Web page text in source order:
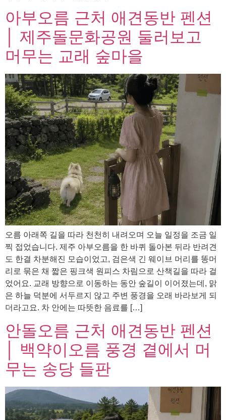
아부오름 근처 애견동반 펜션
│ 제주돌문화공원 둘러보고
머무는 교래 숲마을
오름 아래쪽 길을 따라 천천히 내려오며 오늘 일정을 조금 일
찍 접었습니다. 제주 아부오름을 한 바퀴 돌아본 뒤라 반려견
도 한결 차분해진 모습이었고, 검은색 긴 웨이브 머리를 똥머
리로 묶은 채 짧은 핑크색 원피스 차림으로 산책길을 따라 걸
었어요. 교래 방향으로 이동하는 동안 숲길이 이어졌는데, 맑
은 하늘 덕분에 서두르지 않고 주변 풍경을 오래 바라보게 되
더라고요. 차 안에는 따뜻한 음료를 […]
안돌오름 근처 애견동반 펜션
│ 백약이오름 풍경 곁에서 머
무는 송당 들판